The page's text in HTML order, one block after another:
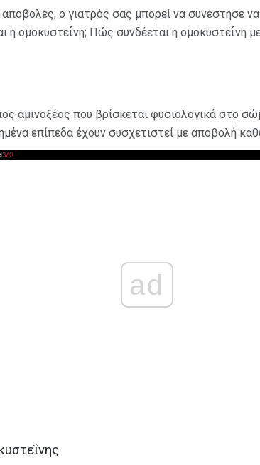
ο γιατρός σας μπορεί να συνέστησε
η ομοκυστεΐνη; Πώς συνδέεται η ομοκυστεΐνη
αμινοξέος που βρίσκεται φυσιολογικά στο
επίπεδα έχουν συσχετιστεί με αποβολή
ad